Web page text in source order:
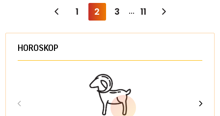
1 2 3 ... 11
HOROSKOP